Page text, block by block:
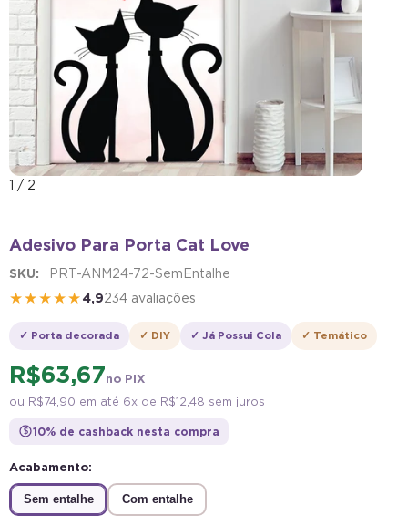
1 / 2
Adesivo Para Porta Cat Love
SKU: PRT-ANM24-72-SemEntalhe
★★★★★4,9234 avaliações
✓ Porta decorada ✓ DIY ✓ Já Possui Cola ✓ Temático
R$ 63,67no PIX
ou R$ 74,90 em até 6x de R$ 12,48 sem juros
$ 10% de cashback nesta compra
Acabamento:
Sem entalhe Com entalhe